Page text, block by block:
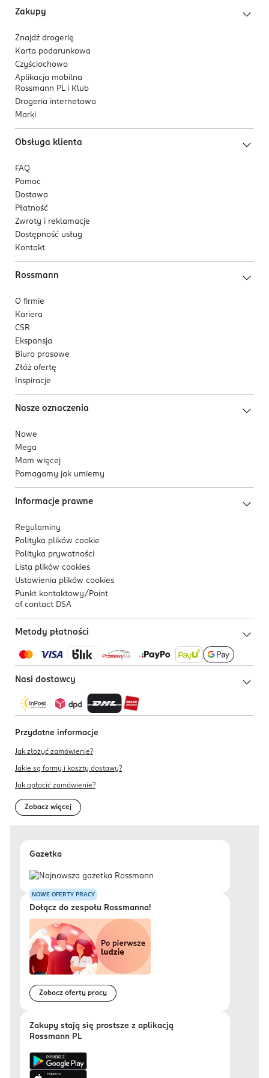
Zakupy
Znajdź drogerię
Karta podarunkowa
Czyściochowo
Aplikacja mobilna
Rossmann PL i Klub
Drogeria internetowa
Marki
Obsługa klienta
FAQ
Pomoc
Dostawa
Płatność
Zwroty i reklamacje
Dostępność usług
Kontakt
Rossmann
O firmie
Kariera
CSR
Ekspansja
Biuro prasowe
Złóż ofertę
Inspiracje
Nasze oznaczenia
Nowe
Mega
Mam więcej
Pomagamy jak umiemy
Informacje prawne
Regulaminy
Polityka plików cookie
Polityka prywatności
Lista plików cookies
Ustawienia plików cookies
Punkt kontaktowy/ Point
of contact DSA
Metody płatności
Nasi dostawcy
Przydatne informacje
Jak złożyć zamówienie?
Jakie są formy i koszty dostawy?
Jak opłacić zamówienie?
Zobacz więcej
Gazetka
NOWE OFERTY PRACY
Dołącz do zespołu Rossmanna!
Zobacz oferty pracy
Zakupy stają się prostsze z aplikacją
Rossmann PL